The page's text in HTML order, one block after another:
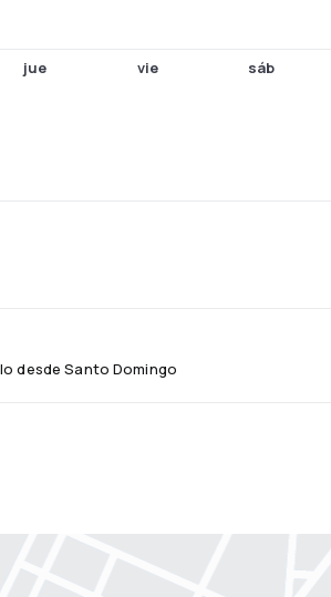
jue vie sáb
desde Santo Domingo